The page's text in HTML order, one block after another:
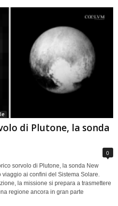
di Plutone, la sonda
0
sorvolo di Plutone, la sonda New
ai confini del Sistema Solare.
la missione si prepara a trasmettere
regione ancora in gran parte